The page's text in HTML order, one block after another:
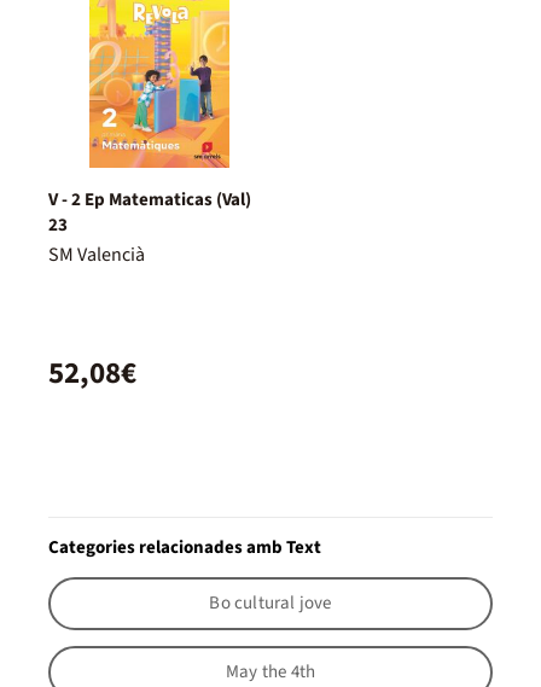
V - 2 Ep Matematicas (Val)
23
SM Valencià
52,08€
Categories relacionades amb Text
Bo cultural jove
May the 4th